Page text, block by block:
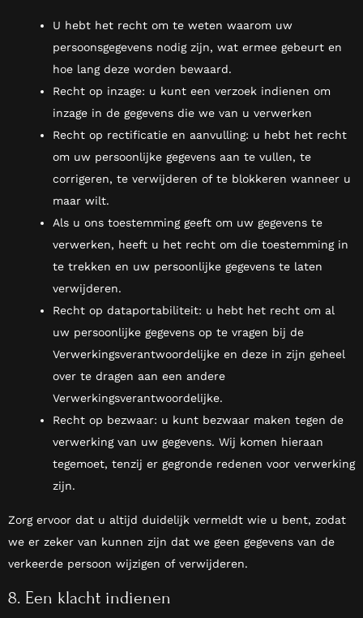
U hebt het recht om te weten waarom uw
persoonsgegevens nodig zijn, wat ermee gebeurt en
hoe lang deze worden bewaard.
Recht op inzage: u kunt een verzoek indienen om
inzage in de gegevens die we van u verwerken
Recht op rectificatie en aanvulling: u hebt het recht
om uw persoonlijke gegevens aan te vullen, te
corrigeren, te verwijderen of te blokkeren wanneer u
maar wilt.
Als u ons toestemming geeft om uw gegevens te
verwerken, heeft u het recht om die toestemming in
te trekken en uw persoonlijke gegevens te laten
verwijderen.
Recht op dataportabiliteit: u hebt het recht om al
uw persoonlijke gegevens op te vragen bij de
Verwerkingsverantwoordelijke en deze in zijn geheel
over te dragen aan een andere
Verwerkingsverantwoordelijke.
Recht op bezwaar: u kunt bezwaar maken tegen de
verwerking van uw gegevens. Wij komen hieraan
tegemoet, tenzij er gegronde redenen voor verwerking
zijn.
Zorg ervoor dat u altijd duidelijk vermeldt wie u bent, zodat
we er zeker van kunnen zijn dat we geen gegevens van de
verkeerde persoon wijzigen of verwijderen.
8. Een klacht indienen